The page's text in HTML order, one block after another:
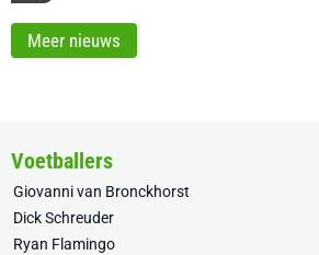
Meer nieuws
Voetballers
Giovanni van Bronckhorst
Dick Schreuder
Ryan Flamingo